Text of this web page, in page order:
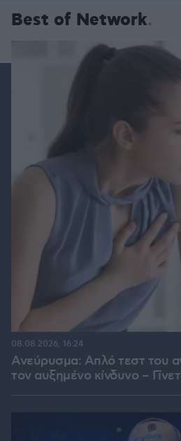
Best of Network
Ανεύρυσμα: Απλό τεστ του
τον αυξημένο κίνδυνο –
08.08.2026, 16:24